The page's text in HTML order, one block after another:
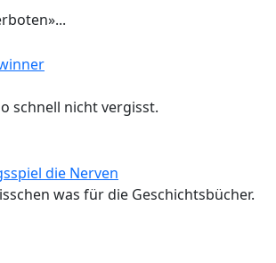
schnell nicht vergisst.
die Nerven
was für die Geschichtsbücher.